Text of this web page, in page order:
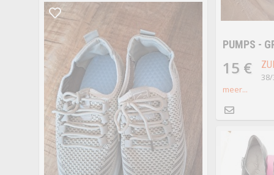
PUMPS -
15 €
meer...